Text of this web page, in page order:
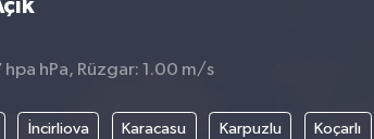
hpa hPa, Rüzgar: 1.00 m/s
İncirliova Karacasu Karpuzlu Koçarlı